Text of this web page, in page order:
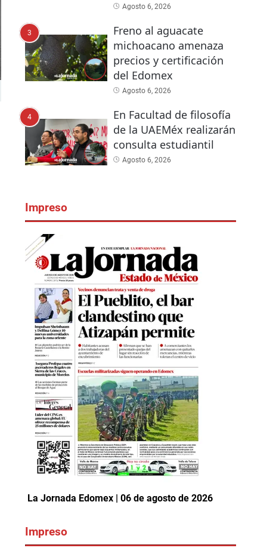
Agosto 6, 2026
3
Freno al aguacate
michoacano amenaza
precios y certificación
del Edomex
Agosto 6, 2026
4
En Facultad de filosofía
de la UAEMéx realizarán
consulta estudiantil
Agosto 6, 2026
Impreso
La Jornada Edomex | 06 de agosto de 2026
Impreso